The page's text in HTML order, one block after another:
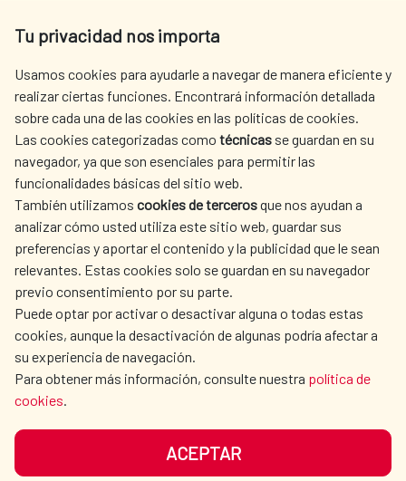
Tu privacidad nos importa
Usamos cookies para ayudarle a navegar de manera eficiente y
realizar ciertas funciones. Encontrará información detallada
sobre cada una de las cookies en las políticas de cookies.
Las cookies categorizadas como técnicas se guardan en su
navegador, ya que son esenciales para permitir las
funcionalidades básicas del sitio web.
También utilizamos cookies de tercerosque nos ayudan a
analizar cómo usted utiliza este sitio web, guardar sus
preferencias y aportar el contenido y la publicidad que le sean
relevantes. Estas cookies solo se guardan en su navegador
previo consentimiento por su parte.
Puede optar por activar o desactivar alguna o todas estas
cookies, aunque la desactivación de algunas podría afectar a
su experiencia de navegación.
Para obtener más información, consulte nuestra política de
cookies.
ACEPTAR
Tel. +34 900 20 30 54​​​​​​​
AECID
WHERE DO WE COOPERATE?
SPANISH HUMANITARIAN
ACTION
PRESS ROOM
CULTURE AND SCIENCE LIBRARY
OUR SOCIAL MEDIA
DATA PROTECTION